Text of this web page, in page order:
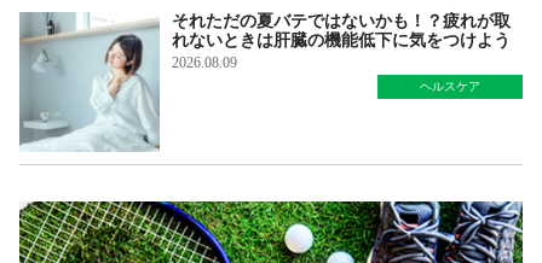
それただの夏バテではないかも！？疲れが取
れないときは肝臓の機能低下に気をつけよう
2026.08.09
ヘルスケア